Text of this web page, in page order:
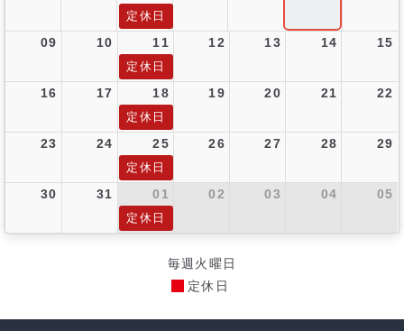
定休日
09 10 11 12 13 14 15
定休日
16 17 18 19 20 21 22
定休日
23 24 25 26 27 28 29
定休日
30 31 01 02 03 04 05
定休日
毎週火曜日
定休日